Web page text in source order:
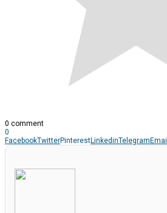
0 comment
0
FacebookTwitterPinterestLinkedinTelegram Email